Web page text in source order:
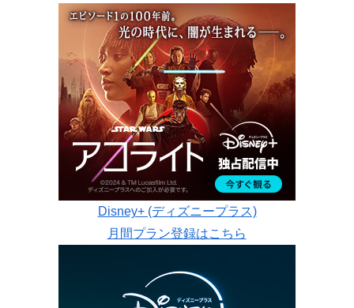
Disney+ (ディズニープラス)
月間プラン登録はこちら